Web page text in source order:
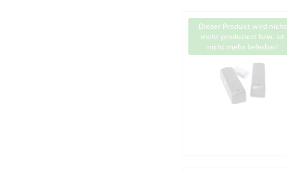
Dieser Produkt wird nicht
mehr produziert bzw. ist
nicht mehr lieferbar!